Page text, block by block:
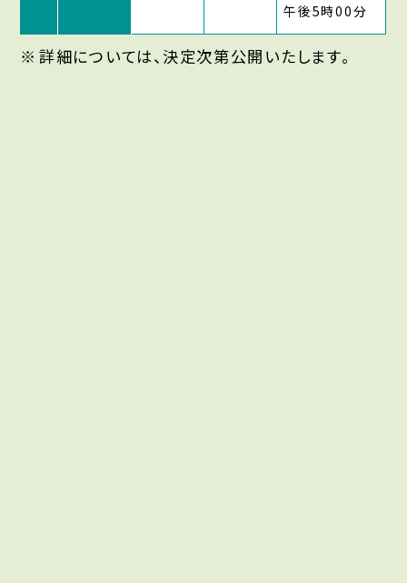
午後5時00分
詳細については、決定次第公開いたします。